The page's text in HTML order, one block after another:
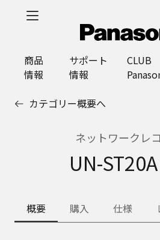
商品
情報
サポート
情報
CLUB
カテゴリー概要へ
ネットワークレ
UN-
概要 購入 仕様